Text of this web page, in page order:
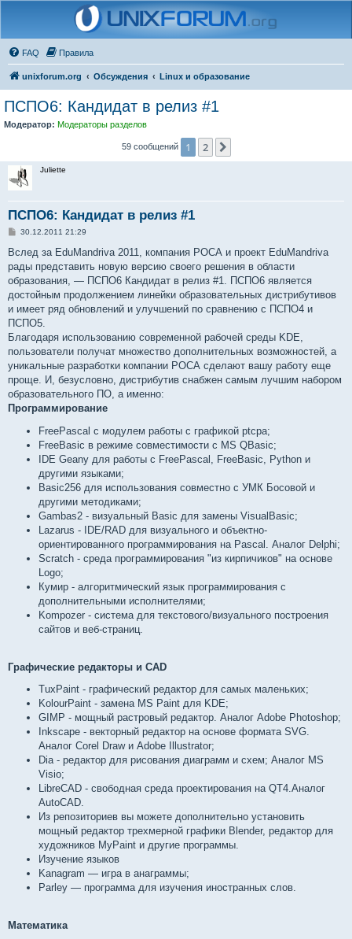
FAQ Правила
unixforum.org Обсуждения Linux и образование
ПСПО6: Кандидат в релиз #1
Модератор: Модераторы разделов
59 сообщений 1 2
Juliette
ПСПО6: Кандидат в релиз #1
С
о
щ
е
н
и
е
30.12.2011 21:29
Вслед за EduMandriva 2011, компания РОСА и проект EduMandriva
рады представить новую версию своего решения в области
образования, — ПСПО6 Кандидат в релиз #1. ПСПО6 является
достойным продолжением линейки образовательных дистрибутивов
и имеет ряд обновлений и улучшений по сравнению с ПСПО4 и
ПСПО5.
Благодаря использованию современной рабочей среды KDE,
пользователи получат множество дополнительных возможностей, а
уникальные разработки компании РОСА сделают вашу работу еще
проще. И, безусловно, дистрибутив снабжен самым лучшим набором
образовательного ПО, а именно:
Программирование
FreePascal с модулем работы с графикой ptcpa;
FreeBasic в режиме совместимости с MS QBasic;
IDE Geany для работы с FreePascal, FreeBasic, Python и
другими языками;
Basic256 для использования совместно с УМК Босовой и
другими методиками;
Gambas2 - визуальный Basic для замены VisualBasic;
Lazarus - IDE/RAD для визуального и объектно-
ориентированного программирования на Pascal. Аналог Delphi;
Scratch - среда программирования "из кирпичиков" на основе
Logo;
Кумир - алгоритмический язык программирования с
дополнительными исполнителями;
Kompozer - система для текстового/визуального построения
сайтов и веб-страниц.
Графические редакторы и CAD
TuxPaint - графический редактор для самых маленьких;
KolourPaint - замена MS Paint для KDE;
GIMP - мощный растровый редактор. Аналог Adobe Photoshop;
Inkscape - векторный редактор на основе формата SVG.
Аналог Corel Draw и Adobe Illustrator;
Dia - редактор для рисования диаграмм и схем; Аналог MS
Visio;
LibreCAD - свободная среда проектирования на QT4.Аналог
AutoCAD.
Из репозиториев вы можете дополнительно установить
мощный редактор трехмерной графики Blender, редактор для
художников MyPaint и другие программы.
Изучение языков
Kanagram — игра в анаграммы;
Parley — программа для изучения иностранных слов.
Математика